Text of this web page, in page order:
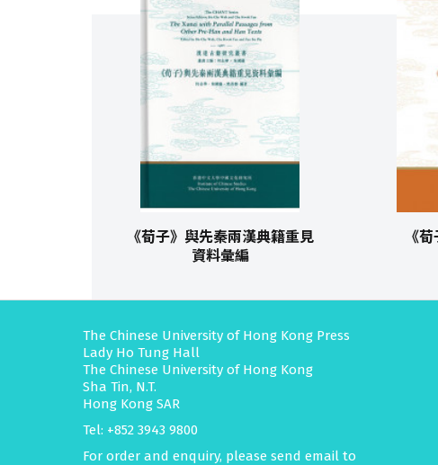
《荀子》與先秦兩漢典籍重見
資料彙編
《
The Chinese University of Hong Kong Press
Lady Ho Tung Hall
The Chinese University of Hong Kong
Sha Tin, N.T.
Hong Kong SAR
Tel: +852 3943 9800
For order and enquiry, please send email to